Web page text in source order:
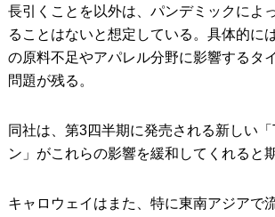
長引くことを以外は、パンデミックによ
ることはないと想定している。具体的に
の原料不足やアパレル分野に影響するタ
問題が残る。
同社は、第3四半期に発売される新しい
ン」がこれらの影響を緩和してくれると
キャロウェイはまた、特に東南アジアで